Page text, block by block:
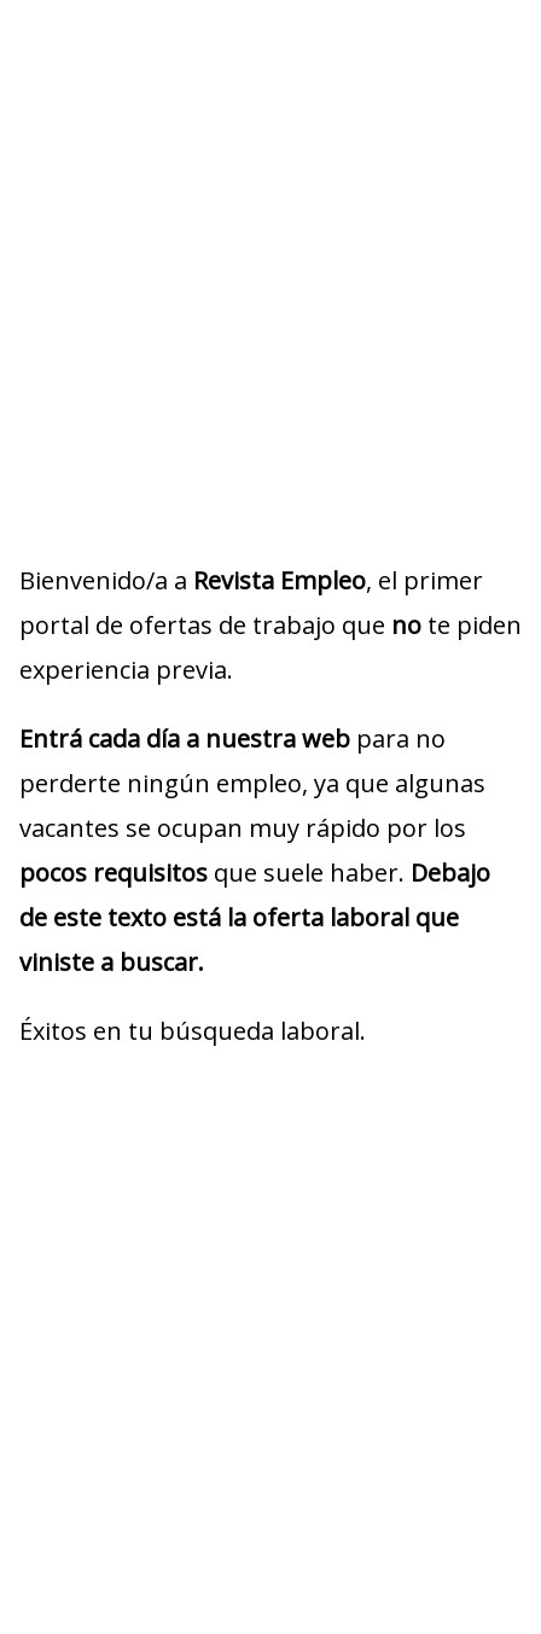
Bienvenido/a a Revista Empleo, el primer
portal de ofertas de trabajo que no te piden
experiencia previa.
Entrá cada día a nuestra web para no
perderte ningún empleo, ya que algunas
vacantes se ocupan muy rápido por los
pocos requisitos que suele haber. Debajo
de este texto está la oferta laboral que
viniste a buscar.
Éxitos en tu búsqueda laboral.